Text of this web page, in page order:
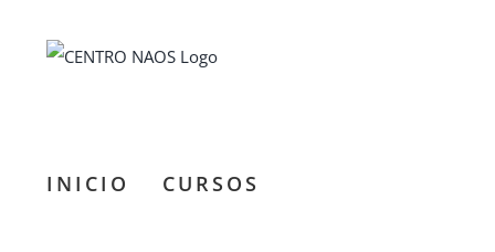
INICIO CURSOS